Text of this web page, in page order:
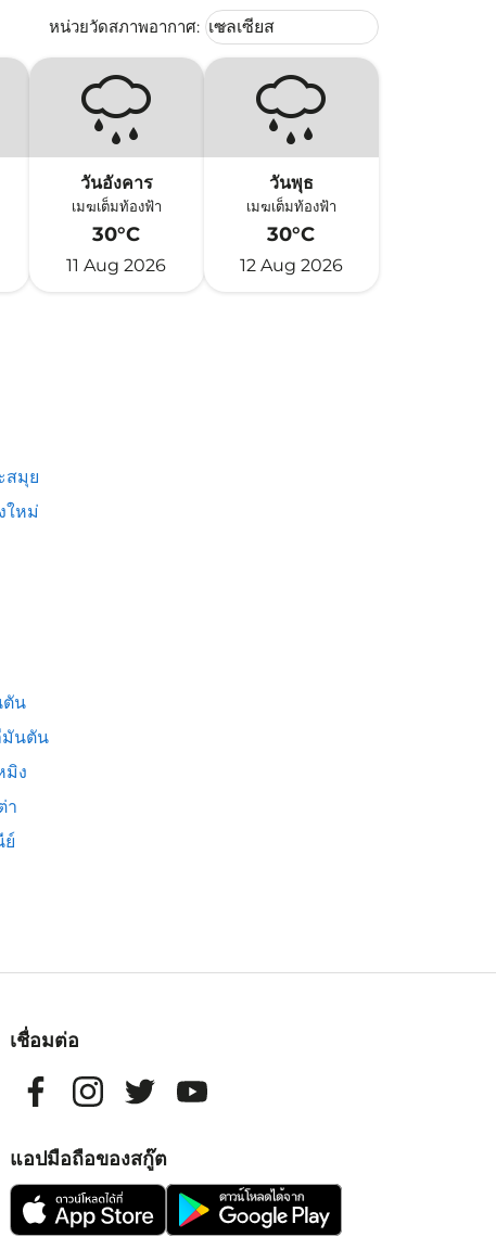
หน่วยวัดสภาพอากาศ: Weather unit option เซลเซียส
เซลเซียส
keyboard_arrow_down
วันอังคาร
เมฆเต็มท้องฟ้า
30°C
11 Aug 2026
วันพุธ
เมฆเต็มท้องฟ้า
30°C
12 Aug 2026
สมุย
ใหม่
ตัน
มันตัน
มิง
า
เชื่อมต่อ
แอปมือถือของสกู๊ต